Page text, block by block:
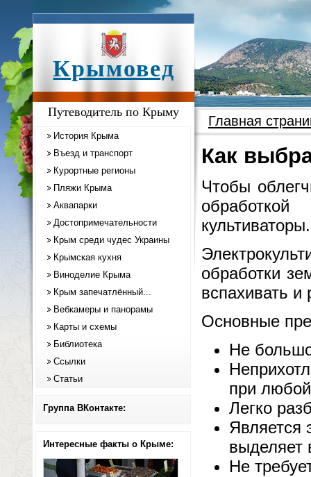
Крымовед
Путеводитель по Крыму
История Крыма
Въезд и транспорт
Курортные регионы
Пляжи Крыма
Аквапарки
Достопримечательности
Крым среди чудес Украины
Крымская кухня
Виноделие Крыма
Крым запечатлённый...
Вебкамеры и панорамы
Карты и схемы
Библиотека
Ссылки
Статьи
Группа ВКонтакте:
Интересные факты о Крыме:
Главная
Как
Чтобы
культиваторы.
обработки
вспахивать и
Основные
Не
при
Легко
Является
выделяет
Не